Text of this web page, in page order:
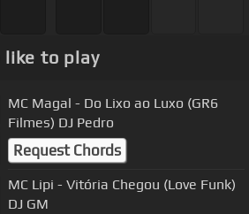
like to play
MC Magal - Do Lixo ao Luxo (GR6
Filmes) DJ Pedro
Request Chords
MC Lipi - Vitória Chegou (Love Funk)
DJ GM